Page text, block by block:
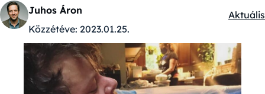
Juhos Áron
Közzétéve: 2023.01.25.
Aktuális